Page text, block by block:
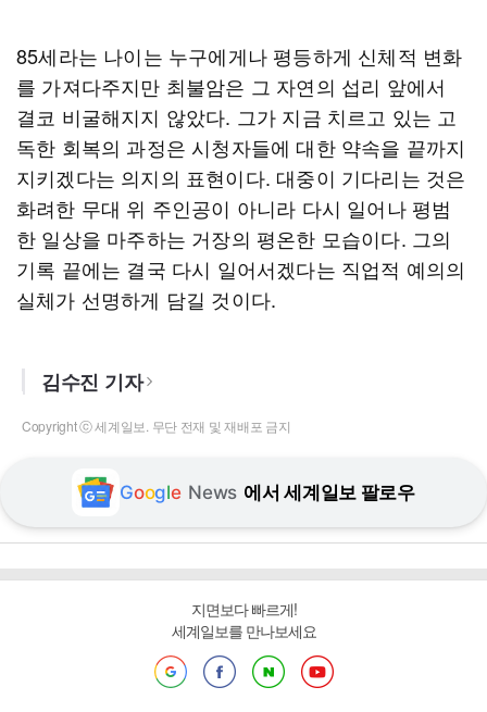
85세라는 나이는 누구에게나 평등하게 신체적 변화
를 가져다주지만 최불암은 그 자연의 섭리 앞에서
결코 비굴해지지 않았다. 그가 지금 치르고 있는 고
독한 회복의 과정은 시청자들에 대한 약속을 끝까지
지키겠다는 의지의 표현이다. 대중이 기다리는 것은
화려한 무대 위 주인공이 아니라 다시 일어나 평범
한 일상을 마주하는 거장의 평온한 모습이다. 그의
기록 끝에는 결국 다시 일어서겠다는 직업적 예의의
실체가 선명하게 담길 것이다.
김수진 기자
Copyright ⓒ 세계일보. 무단 전재 및 재배포 금지
Google News 에서 세계일보 팔로우
지면보다 빠르게!
세계일보를 만나보세요